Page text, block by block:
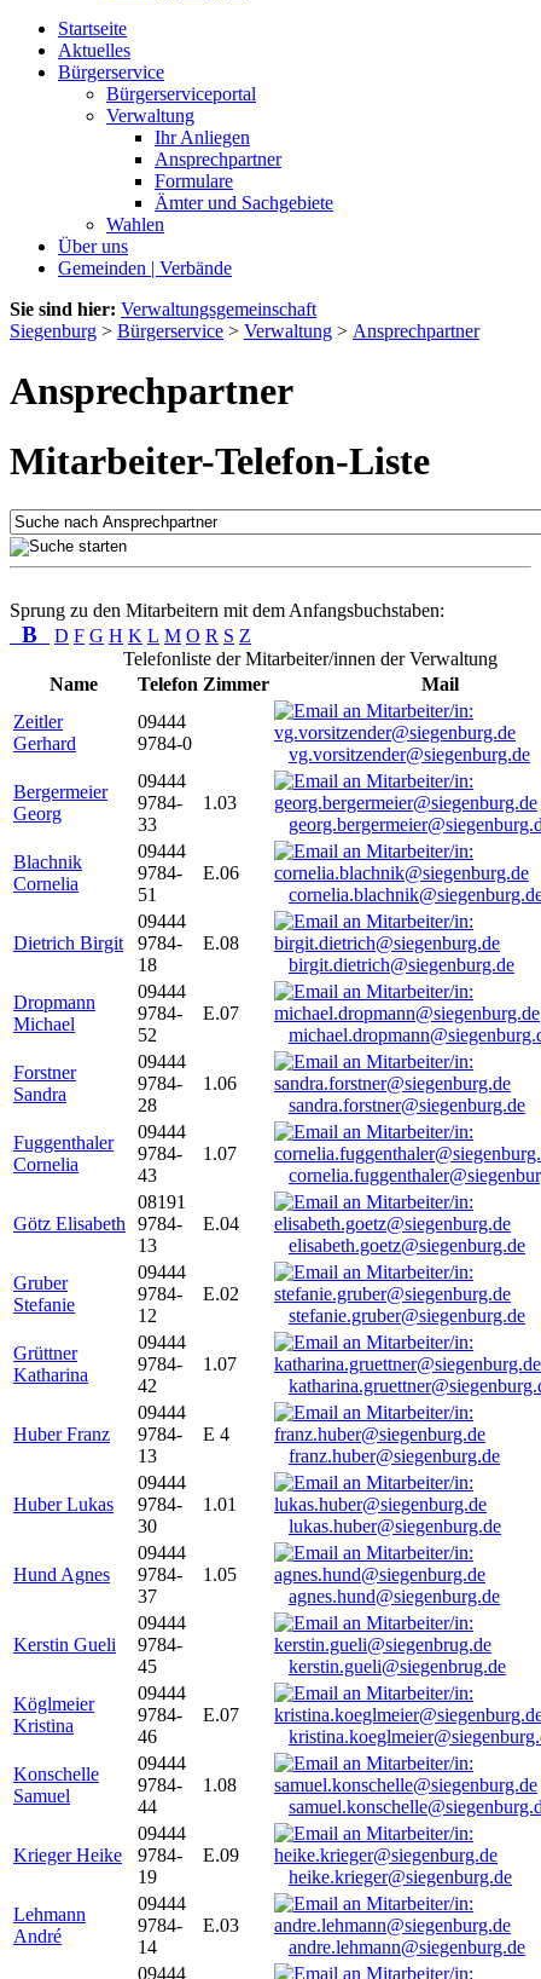
Startseite
Aktuelles
Bürgerservice
Bürgerserviceportal
Verwaltung
Ihr Anliegen
Ansprechpartner
Formulare
Ämter und Sachgebiete
Wahlen
Über uns
Gemeinden | Verbände
Sie sind hier: Verwaltungsgemeinschaft
Siegenburg > Bürgerservice > Verwaltung > Ansprechpartner
Ansprechpartner
Mitarbeiter-Telefon-Liste
Sprung zu den Mitarbeitern mit dem Anfangsbuchstaben:
B D F G H K L M O R S Z
Telefonliste der Mitarbeiter/innen der Verwaltung
Name
Telefon Zimmer
Mail
Zeitler
Gerhard
09444
9784-0
vg.vorsitzender@siegenburg.de
Bergermeier
Georg
09444
9784-
33
1.03
Blachnik
Cornelia
09444
9784-
51
E.06
Dietrich Birgit
09444
9784-
18
E.08
birgit.dietrich@siegenburg.de
Dropmann
Michael
09444
9784-
52
E.07
Forstner
Sandra
09444
9784-
28
1.06
sandra.forstner@siegenburg.de
Fuggenthaler
Cornelia
09444
9784-
43
1.07
Götz Elisabeth
08191
9784-
13
E.04
elisabeth.goetz@siegenburg.de
Gruber
Stefanie
09444
9784-
12
E.02
stefanie.gruber@siegenburg.de
Grüttner
Katharina
09444
9784-
42
1.07
Huber Franz
09444
9784-
13
E 4
franz.huber@siegenburg.de
Huber Lukas
09444
9784-
30
1.01
lukas.huber@siegenburg.de
Hund Agnes
09444
9784-
37
1.05
agnes.hund@siegenburg.de
Kerstin Gueli
09444
9784-
45
kerstin.gueli@siegenbrug.de
Köglmeier
Kristina
09444
9784-
46
E.07
Konschelle
Samuel
09444
9784-
44
1.08
Krieger Heike
09444
9784-
19
E.09
heike.krieger@siegenburg.de
Lehmann
André
09444
9784-
14
E.03
andre.lehmann@siegenburg.de
09444